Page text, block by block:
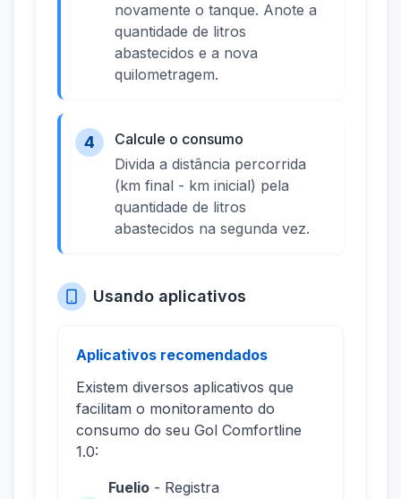
novamente o tanque. Anote a
quantidade de litros
abastecidos e a nova
quilometragem.
4
Calcule o consumo
Divida a distância percorrida
(km final - km inicial) pela
quantidade de litros
abastecidos na segunda vez.
Usando aplicativos
Aplicativos recomendados
Existem diversos aplicativos que
facilitam o monitoramento do
consumo do seu Gol Comfortline
1.0:
Fuelio - Registra